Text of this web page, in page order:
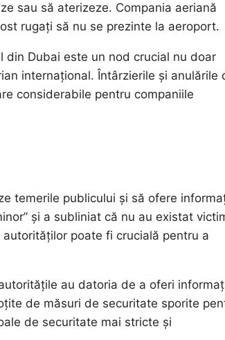
sau să aterizeze. Compania aeriană
rugați să nu se prezinte la aeroport.
Dubai este un nod crucial nu doar
internațional. Întârzierile și anulările
considerabile pentru companiile
temerile publicului și să ofere
și a subliniat că nu au existat
poate fi crucială pentru a
au datoria de a oferi
de măsuri de securitate sporite
de securitate mai stricte și